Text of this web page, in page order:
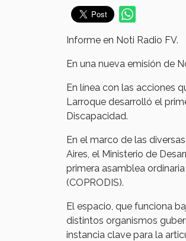
Informe en Noti Radio FV.
En una nueva emisión de
En línea con las acciones
Larroque desarrolló el
Discapacidad.
En el marco de las
Aires, el Ministerio de
primera asamblea
(COPRODIS).
El espacio, que funciona
distintos organismos
instancia clave para la